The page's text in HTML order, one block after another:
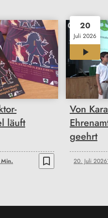
läuft
bookmark_border
20
Juli 2026
00:29
Von
geehrt
20. Juli 2026